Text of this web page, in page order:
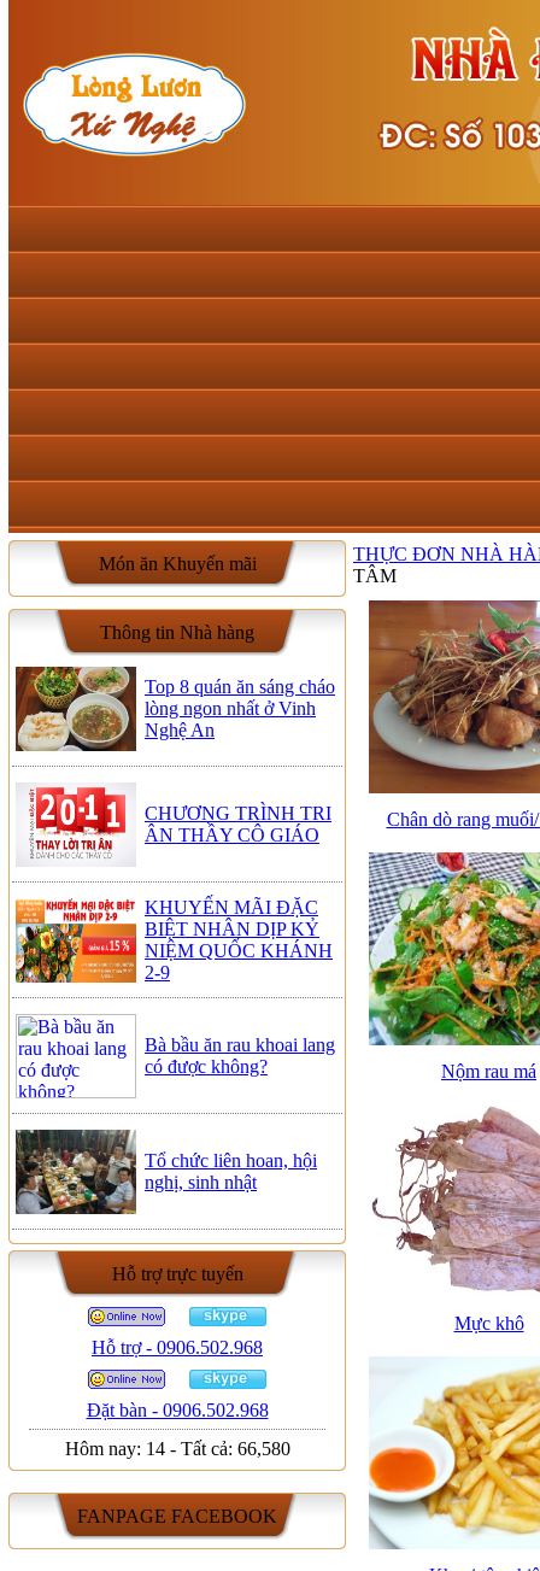
Món ăn Khuyến mãi
Thông tin Nhà hàng
Top 8 quán ăn sáng cháo
lòng ngon nhất ở Vinh
Nghệ An
CHƯƠNG TRÌNH TRI
ÂN THẦY CÔ GIÁO
KHUYẾN MÃI ĐẶC
BIỆT NHÂN DỊP KỶ
NIỆM QUỐC KHÁNH
2-9
Bà bầu ăn rau khoai lang
có được không?
Tổ chức liên hoan, hội
nghị, sinh nhật
Hỗ trợ trực tuyến
Hỗ trợ - 0906.502.968
Đặt bàn - 0906.502.968
Hôm nay: 14- Tất cả: 66,580
FANPAGE FACEBOOK
THỰC ĐƠN NHÀ
TÂM
Chân dò rang muối/
Nộm rau má
Mực khô